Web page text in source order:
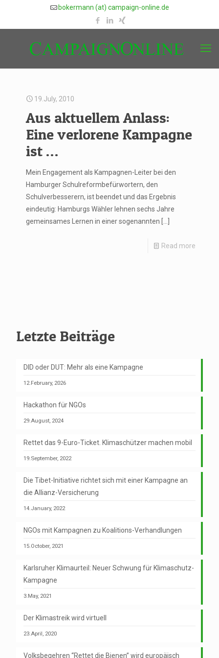
bokermann (at) campaign-online.de
19.July, 2010
Aus aktuellem Anlass:
Eine verlorene Kampagne
ist …
Mein Engagement als Kampagnen-Leiter bei den
Hamburger Schulreformbefürwortern, den
Schulverbesserern, ist beendet und das Ergebnis
eindeutig: Hamburgs Wähler lehnen sechs Jahre
gemeinsames Lernen in einer sogenannten
Read more
Letzte Beiträge
DID oder DUT: Mehr als eine Kampagne
12.February, 2026
Hackathon für NGOs
29.August, 2024
Rettet das 9-Euro-Ticket. Klimaschützer machen mobil
19.September, 2022
Die Tibet-Initiative richtet sich mit einer Kampagne an
die Allianz-Versicherung
14.January, 2022
NGOs mit Kampagnen zu Koalitions-Verhandlungen
15.October, 2021
Karlsruher Klimaurteil: Neuer Schwung für Klimaschutz-
Kampagne
3.May, 2021
Der Klimastreik wird virtuell
23.April, 2020
Volksbegehren “Rettet die Bienen” wird europäisch